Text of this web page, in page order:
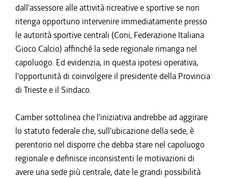
dall'assessore alle attività ricreative e sportive se non
ritenga opportuno intervenire immediatamente presso
le autorità sportive centrali (Coni, Federazione Italiana
Gioco Calcio) affinché la sede regionale rimanga nel
capoluogo. Ed evidenzia, in questa ipotesi operativa,
l'opportunità di coinvolgere il presidente della Provincia
di Trieste e il Sindaco.
Camber sottolinea che l'iniziativa andrebbe ad aggirare
lo statuto federale che, sull'ubicazione della sede, è
perentorio nel disporre che debba stare nel capoluogo
regionale e definisce inconsistenti le motivazioni di
avere una sede più centrale, date le grandi possibilità